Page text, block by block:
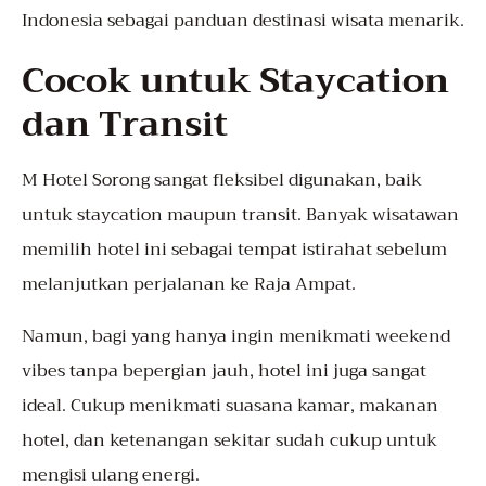
Indonesiasebagai panduan destinasi wisata menarik.
Cocok untuk Staycation
dan Transit
M Hotel Sorong sangat fleksibel digunakan, baik
untuk staycation maupun transit. Banyak wisatawan
memilih hotel ini sebagai tempat istirahat sebelum
melanjutkan perjalanan ke Raja Ampat.
Namun, bagi yang hanya ingin menikmati weekend
vibes tanpa bepergian jauh, hotel ini juga sangat
ideal. Cukup menikmati suasana kamar, makanan
hotel, dan ketenangan sekitar sudah cukup untuk
mengisi ulang energi.